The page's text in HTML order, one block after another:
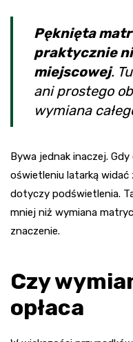
Pęknięta
praktycznie
miejscowej.
ani prostego
wymiana
Bywa jednak inaczej.
oświetleniu latarką
dotyczy podświetlenia.
mniej niż wymiana
znaczenie.
Czy
opłaca